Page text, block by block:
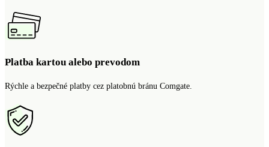
Platba kartou alebo prevodom
Rýchle a bezpečné platby cez platobnú bránu Comgate.